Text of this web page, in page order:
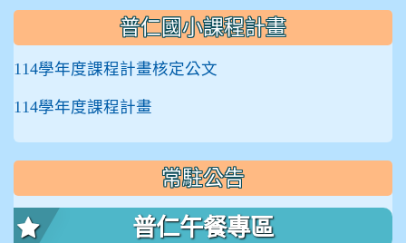
普仁國小課程計畫
114學年度課程計畫核定公文
114學年度課程計畫
常駐公告
普仁午餐專區